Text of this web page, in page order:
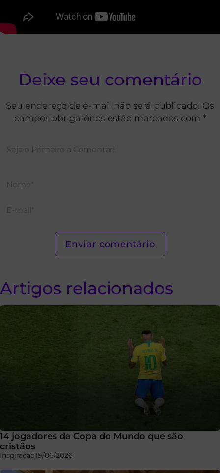
Deixe seu comentário
Seu endereço de e-mail não será publicado. Os
campos obrigatórios estão marcados com *
Artigos relacionados
14 jogadores da Copa do Mundo que são
cristãos
Inspiração19/06/2026